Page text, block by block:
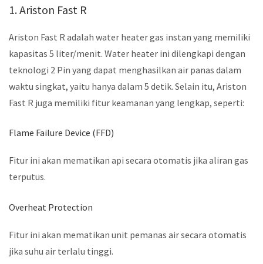
1. Ariston Fast R
Ariston Fast R adalah water heater gas instan yang memiliki
kapasitas 5 liter/menit. Water heater ini dilengkapi dengan
teknologi 2 Pin yang dapat menghasilkan air panas dalam
waktu singkat, yaitu hanya dalam 5 detik. Selain itu, Ariston
Fast R juga memiliki fitur keamanan yang lengkap, seperti:
Flame Failure Device (FFD)
Fitur ini akan mematikan api secara otomatis jika aliran gas
terputus.
Overheat Protection
Fitur ini akan mematikan unit pemanas air secara otomatis
jika suhu air terlalu tinggi.